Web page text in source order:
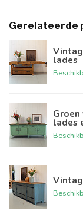
Gerelateerde
lades
lades